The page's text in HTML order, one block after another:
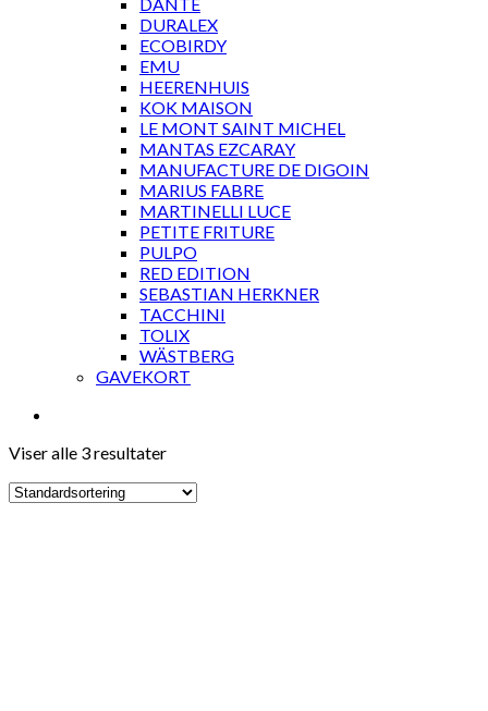
DURALEX
ECOBIRDY
EMU
HEERENHUIS
KOK MAISON
LE MONT SAINT MICHEL
MANTAS EZCARAY
MANUFACTURE DE DIGOIN
MARIUS FABRE
MARTINELLI LUCE
PETITE FRITURE
PULPO
RED EDITION
SEBASTIAN HERKNER
TACCHINI
TOLIX
WÄSTBERG
GAVEKORT
Viser alle 3 resultater